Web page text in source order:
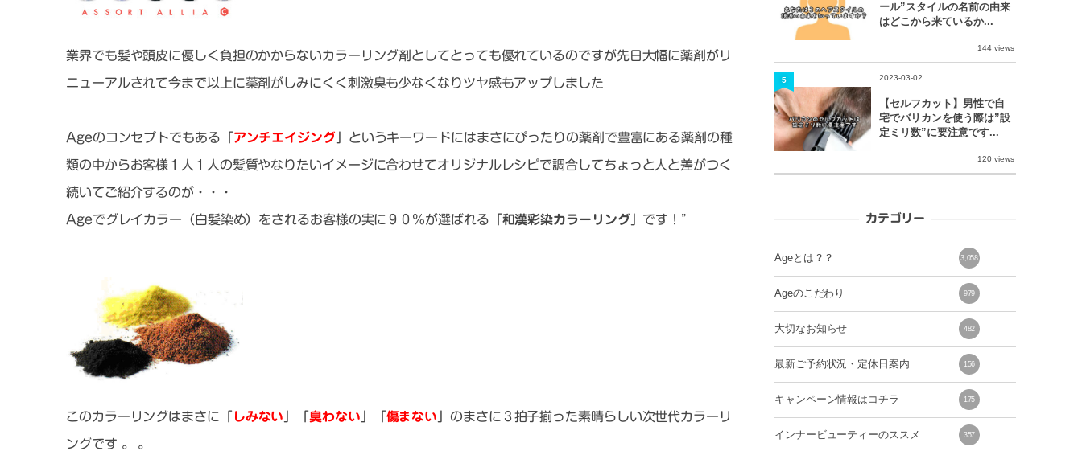
業界でも髪や頭皮に優しく負担のかからないカラーリング剤としてとっても優れているのですが先日大幅に薬剤がリ
ニューアルされて今まで以上に薬剤がしみにくく刺激臭も少なくなりツヤ感もアップしました
Ageのコンセプトでもある「 アンチエイジング」というキーワードにはまさにぴったりの薬剤で豊富にある薬剤の種
類の中からお客様１人１人の髪質やなりたいイメージに合わせてオリジナルレシピで調合してちょっと人と差がつく
続いてご紹介するのが・・・
Ageでグレイカラー（白髪染め）をされるお客様の実に９０％が選ばれる「 和漢彩染カラーリング」です！”
このカラーリングはまさに「 しみない 」「臭わない 傷まない 」のまさに３拍子揃った素晴らしい次世代カラーリ
ングです 。 。
ール”スタイルの名前の由来
はどこから来ているか...
144 views
2023-03-02
【セルフカット】男性で自
宅でバリカンを使う際は”設
定ミリ数”に要注意です...
120 views
5
カテゴリー
Ageとは？？ 3,058
Ageのこだわり 979
大切なお知らせ 482
最新ご予約状況・定休日案内 156
キャンペーン情報はコチラ 175
インナービューティーのススメ 357